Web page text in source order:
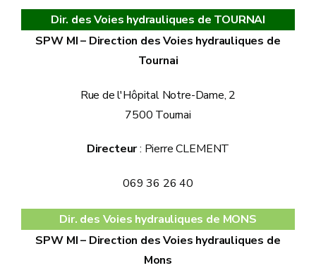
Dir. des Voies hydrauliques de TOURNAI
SPW MI – Direction des Voies hydrauliques de
Tournai
Rue de l'Hôpital Notre-Dame, 2
7500 Tournai
Directeur: Pierre CLEMENT
069 36 26 40
Dir. des Voies hydrauliques de MONS
SPW MI – Direction des Voies hydrauliques de
Mons